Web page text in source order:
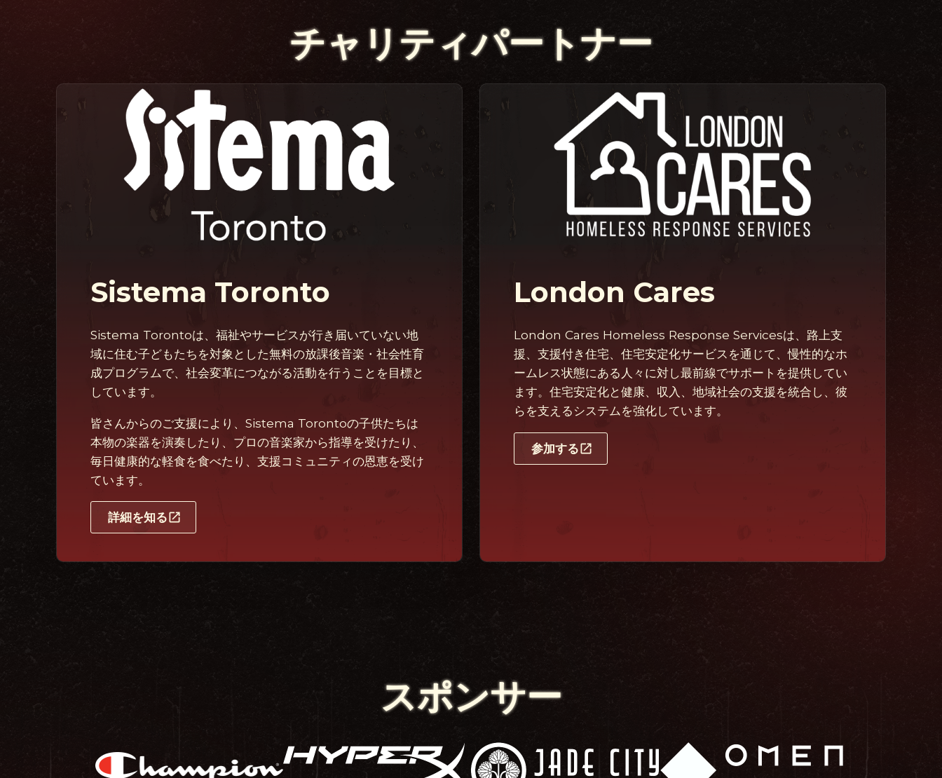
チャリティパートナー
Sistema Toronto
Sistema Torontoは、福祉やサービスが行き届いていない地
域に住む子どもたちを対象とした無料の放課後音楽・社会性育
成プログラムで、社会変革につながる活動を行うことを目標と
しています。
皆さんからのご支援により、Sistema Torontoの子供たちは
本物の楽器を演奏したり、プロの音楽家から指導を受けたり、
毎日健康的な軽食を食べたり、支援コミュニティの恩恵を受け
ています。
詳細を知る
London Cares
London Cares Homeless Response Servicesは、路上支
援、支援付き住宅、住宅安定化サービスを通じて、慢性的なホ
ームレス状態にある人々に対し最前線でサポートを提供してい
ます。住宅安定化と健康、収入、地域社会の支援を統合し、彼
らを支えるシステムを強化しています。
参加する
スポンサー